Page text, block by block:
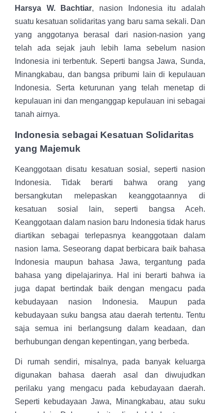
Harsya W. Bachtiar, nasion Indonesia itu adalah
suatu kesatuan solidaritas yang baru sama sekali. Dan
yang anggotanya berasal dari nasion-nasion yang
telah ada sejak jauh lebih lama sebelum nasion
Indonesia ini terbentuk. Seperti bangsa Jawa, Sunda,
Minangkabau, dan bangsa pribumi lain di kepulauan
Indonesia. Serta keturunan yang telah menetap di
kepulauan ini dan menganggap kepulauan ini sebagai
tanah airnya.
Indonesia sebagai Kesatuan Solidaritas
yang Majemuk
Keanggotaan disatu kesatuan sosial, seperti nasion
Indonesia. Tidak berarti bahwa orang yang
bersangkutan melepaskan keanggotaannya di
kesatuan sosial lain, seperti bangsa Aceh.
Keanggotaan dalam nasion baru Indonesia tidak harus
diartikan sebagai terlepasnya keanggotaan dalam
nasion lama. Seseorang dapat berbicara baik bahasa
Indonesia maupun bahasa Jawa, tergantung pada
bahasa yang dipelajarinya. Hal ini berarti bahwa ia
juga dapat bertindak baik dengan mengacu pada
kebudayaan nasion Indonesia. Maupun pada
kebudayaan suku bangsa atau daerah tertentu. Tentu
saja semua ini berlangsung dalam keadaan, dan
berhubungan dengan kepentingan, yang berbeda.
Di rumah sendiri, misalnya, pada banyak keluarga
digunakan bahasa daerah asal dan diwujudkan
perilaku yang mengacu pada kebudayaan daerah.
Seperti kebudayaan Jawa, Minangkabau, atau suku